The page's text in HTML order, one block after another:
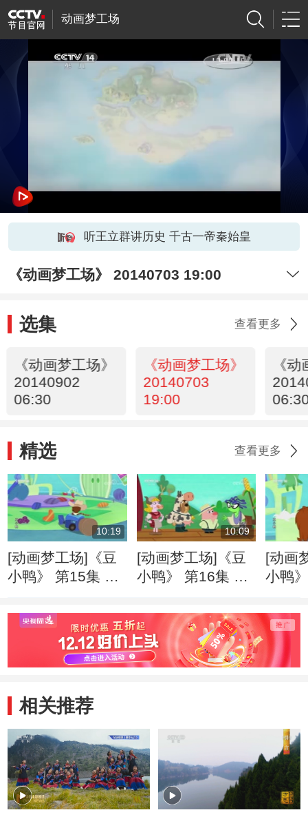
动画梦工场
听王立群讲历史 千古一帝秦始皇
《动画梦工场》 20140703 19:00
选集 查看更多
《动画梦工场》
20140902
06:30
《动画梦工场》
20140703
19:00
《
精选 查看更多
10:19
[动画梦工场]《豆
小鸭》 第15集 豆
10:09
[动画梦工场]《豆
小鸭》 第16集 农
[动画
小鸭
相关推荐